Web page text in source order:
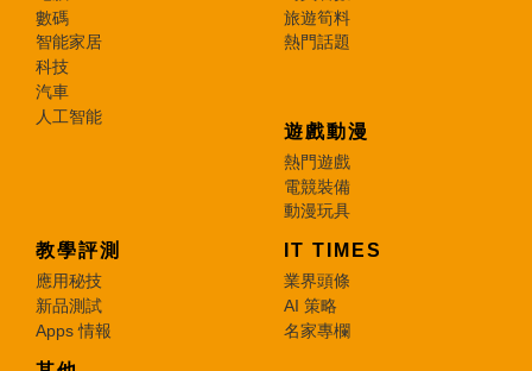
數碼
智能家居
科技
汽車
人工智能
旅遊筍料
熱門話題
遊戲動漫
熱門遊戲
電競裝備
動漫玩具
教學評測
應用秘技
新品測試
Apps 情報
IT TIMES
業界頭條
AI 策略
名家專欄